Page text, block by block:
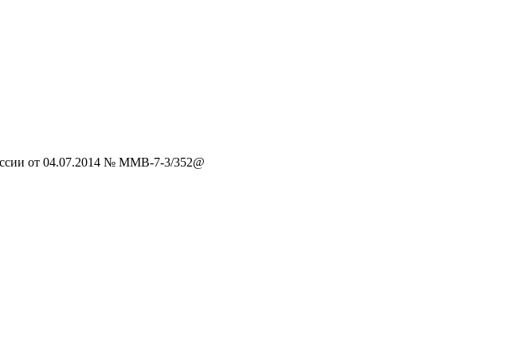
от 04.07.2014 № ММВ-7-3/352@